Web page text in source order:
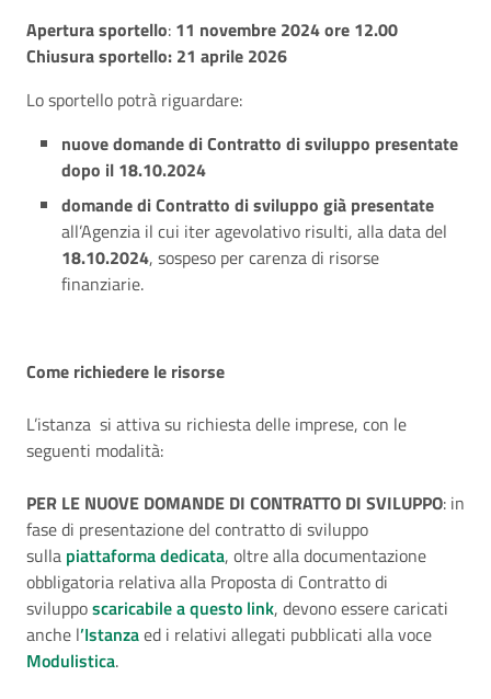
Apertura sportello: 11 novembre 2024 ore 12.00
Chiusura sportello: 21 aprile 2026
Lo sportello potrà riguardare:
nuove domande di Contratto di sviluppo presentate
dopo il 18.10.2024
domande di Contratto di sviluppo già presentate
all’Agenzia il cui iter agevolativo risulti, alla data del
18.10.2024, sospeso per carenza di risorse
finanziarie.
Come richiedere le risorse
L’istanza si attiva su richiesta delle imprese, con le
seguenti modalità:
PER LE NUOVE DOMANDE DI CONTRATTO DI SVILUPPO: in
fase di presentazione del contratto di sviluppo
sulla piattaforma dedicata, oltre alla documentazione
obbligatoria relativa alla Proposta di Contratto di
svilupposcaricabile a questo link, devono essere caricati
anche l’Istanzaed i relativi allegati pubblicati alla voce
Modulistica.